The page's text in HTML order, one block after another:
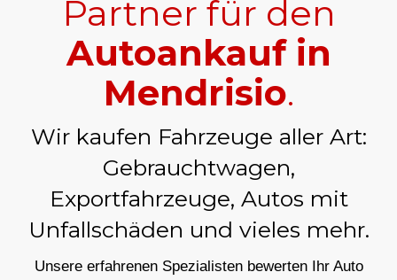
Partner für den
Autoankauf in
Mendrisio.
Wir kaufen Fahrzeuge aller Art:
Gebrauchtwagen,
Exportfahrzeuge, Autos mit
Unfallschäden und vieles mehr.
Unsere erfahrenen Spezialisten bewerten Ihr Auto